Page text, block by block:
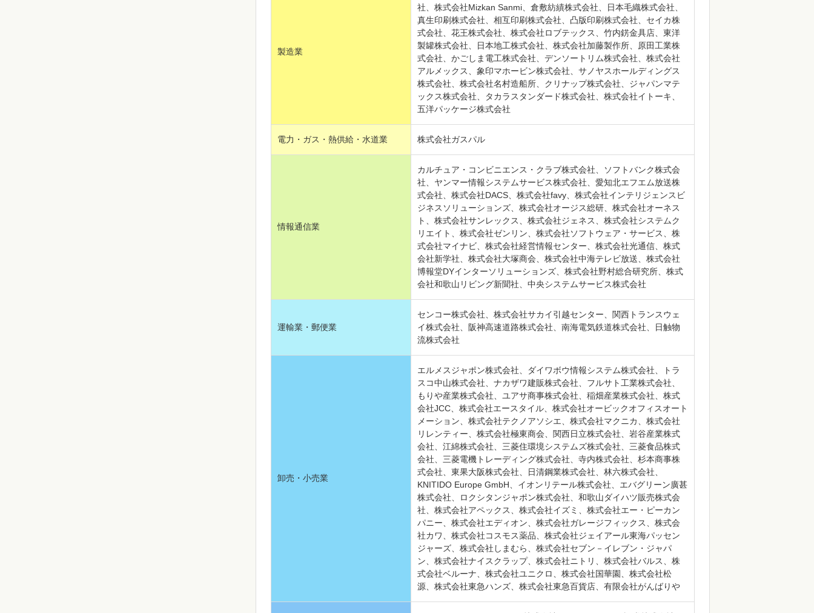
製造業
社、株式会社Mizkan Sanmi、倉敷紡績株式会社、日本毛織株式会社、
真生印刷株式会社、相互印刷株式会社、凸版印刷株式会社、セイカ株
式会社、花王株式会社、株式会社ロブテックス、竹内錺金具店、東洋
製罐株式会社、日本地工株式会社、株式会社加藤製作所、原田工業株
式会社、かごしま電工株式会社、デンソートリム株式会社、株式会社
アルメックス、象印マホービン株式会社、サノヤスホールディングス
株式会社、株式会社名村造船所、クリナップ株式会社、ジャパンマテ
ックス株式会社、タカラスタンダード株式会社、株式会社イトーキ、
五洋パッケージ株式会社
電力・ガス・熱供給・水道業 株式会社ガスパル
情報通信業
カルチュア・コンビニエンス・クラブ株式会社、ソフトバンク株式会
社、ヤンマー情報システムサービス株式会社、愛知北エフエム放送株
式会社、株式会社DACS、株式会社favy、株式会社インテリジェンスビ
ジネスソリューションズ、株式会社オージス総研、株式会社オーネス
ト、株式会社サンレックス、株式会社ジェネス、株式会社システムク
リエイト、株式会社ゼンリン、株式会社ソフトウェア・サービス、株
式会社マイナビ、株式会社経営情報センター、株式会社光通信、株式
会社新学社、株式会社大塚商会、株式会社中海テレビ放送、株式会社
博報堂DYインターソリューションズ、株式会社野村総合研究所、株式
会社和歌山リビング新聞社、中央システムサービス株式会社
運輸業・郵便業
センコー株式会社、株式会社サカイ引越センター、関西トランスウェ
イ株式会社、阪神高速道路株式会社、南海電気鉄道株式会社、日触物
流株式会社
卸売・小売業
エルメスジャポン株式会社、ダイワボウ情報システム株式会社、トラ
スコ中山株式会社、ナカザワ建販株式会社、フルサト工業株式会社、
もりや産業株式会社、ユアサ商事株式会社、稲畑産業株式会社、株式
会社JCC、株式会社エースタイル、株式会社オービックオフィスオート
メーション、株式会社テクノアソシエ、株式会社マクニカ、株式会社
リレンティー、株式会社極東商会、関西日立株式会社、岩谷産業株式
会社、江綿株式会社、三菱住環境システムズ株式会社、三菱食品株式
会社、三菱電機トレーディング株式会社、寺内株式会社、杉本商事株
式会社、東果大阪株式会社、日清鋼業株式会社、林六株式会社、
KNITIDO Europe GmbH、イオンリテール株式会社、エバグリーン廣甚
株式会社、ロクシタンジャポン株式会社、和歌山ダイハツ販売株式会
社、株式会社アペックス、株式会社イズミ、株式会社エー・ピーカン
パニー、株式会社エディオン、株式会社ガレージフィックス、株式会
社カワ、株式会社コスモス薬品、株式会社ジェイアール東海パッセン
ジャーズ、株式会社しまむら、株式会社セブン－イレブン・ジャパ
ン、株式会社ナイスクラップ、株式会社ニトリ、株式会社バルス、株
式会社ベルーナ、株式会社ユニクロ、株式会社国華園、株式会社松
源、株式会社東急ハンズ、株式会社東急百貨店、有限会社がんばりや